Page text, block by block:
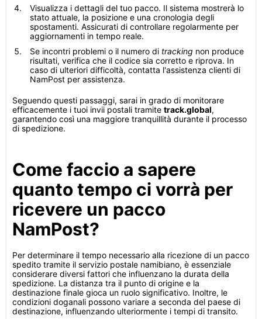
Visualizza i dettagli del tuo pacco. Il sistema mostrerà lo
stato attuale, la posizione e una cronologia degli
spostamenti. Assicurati di controllare regolarmente per
aggiornamenti in tempo reale.
Se incontri problemi o il numero di tracking non produce
risultati, verifica che il codice sia corretto e riprova. In
caso di ulteriori difficoltà, contatta l'assistenza clienti di
NamPost per assistenza.
Seguendo questi passaggi, sarai in grado di monitorare
efficacemente i tuoi invii postali tramite track.global,
garantendo così una maggiore tranquillità durante il processo
di spedizione.
Come faccio a sapere
quanto tempo ci vorrà per
ricevere un pacco
NamPost?
Per determinare il tempo necessario alla ricezione di un pacco
spedito tramite il servizio postale namibiano, è essenziale
considerare diversi fattori che influenzano la durata della
spedizione. La distanza tra il punto di origine e la
destinazione finale gioca un ruolo significativo. Inoltre, le
condizioni doganali possono variare a seconda del paese di
destinazione, influenzando ulteriormente i tempi di transito.